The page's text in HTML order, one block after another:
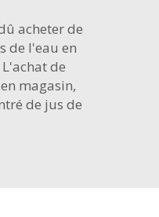
acheter de
de l'eau en
de
magasin,
de jus de